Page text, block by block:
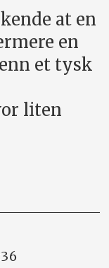
at en
en
et tysk
liten